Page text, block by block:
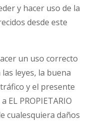
y hacer uso de la
desde este
un uso correcto
leyes, la buena
y el presente
EL PROPIETARIO
cualesquiera daños